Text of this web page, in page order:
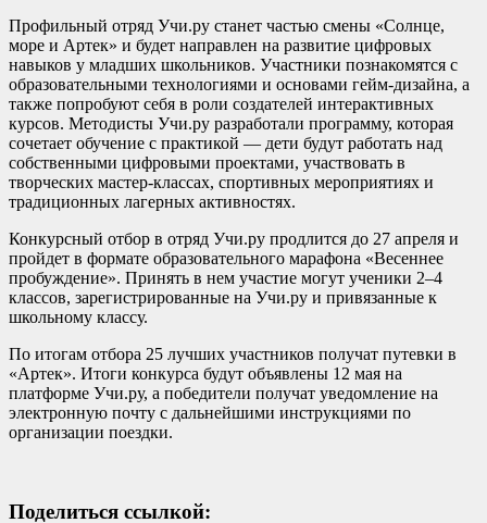
Профильный отряд Учи.ру станет частью смены «Солнце,
море и Артек» и будет направлен на развитие цифровых
навыков у младших школьников. Участники познакомятся с
образовательными технологиями и основами гейм-дизайна, а
также попробуют себя в роли создателей интерактивных
курсов. Методисты Учи.ру разработали программу, которая
сочетает обучение с практикой — дети будут работать над
собственными цифровыми проектами, участвовать в
творческих мастер-классах, спортивных мероприятиях и
традиционных лагерных активностях.
Конкурсный отбор в отряд Учи.ру продлится до 27 апреля и
пройдет в формате образовательного марафона «Весеннее
пробуждение». Принять в нем участие могут ученики 2–4
классов, зарегистрированные на Учи.ру и привязанные к
школьному классу.
По итогам отбора 25 лучших участников получат путевки в
«Артек». Итоги конкурса будут объявлены 12 мая на
платформе Учи.ру, а победители получат уведомление на
электронную почту с дальнейшими инструкциями по
организации поездки.
Поделиться ссылкой: